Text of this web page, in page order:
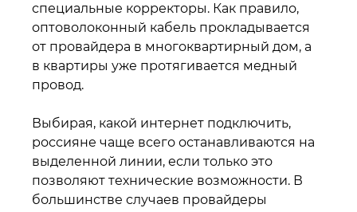
специальные корректоры. Как правило,
оптоволоконный кабель прокладывается
от провайдера в многоквартирный дом, а
в квартиры уже протягивается медный
провод.
Выбирая, какой интернет подключить,
россияне чаще всего останавливаются на
выделенной линии, если только это
позволяют технические возможности. В
большинстве случаев провайдеры